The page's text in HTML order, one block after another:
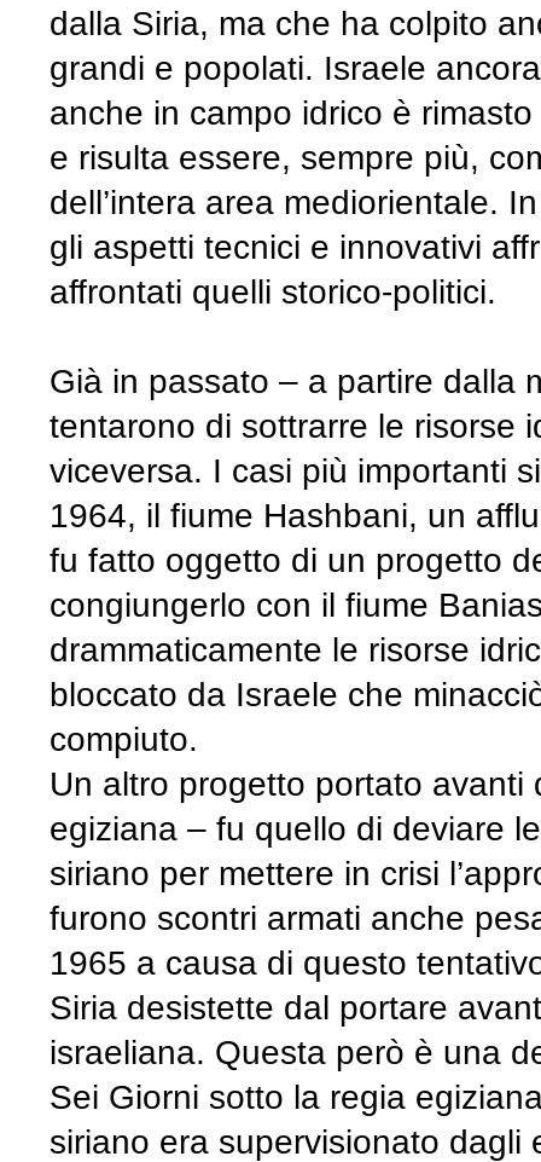
dalla Siria, ma che ha colpito
grandi e popolati. Israele
anche in campo idrico è
e risulta essere, sempre più,
dell’intera area mediorientale.
gli aspetti tecnici e innovativi
affrontati quelli storico-politici.
Già in passato – a partire dalla
tentarono di sottrarre le risorse
viceversa. I casi più importanti
1964, il fiume Hashbani, un
fu fatto oggetto di un progetto
congiungerlo con il fiume
drammaticamente le risorse
bloccato da Israele che
compiuto.
Un altro progetto portato
egiziana – fu quello di deviare
siriano per mettere in crisi
furono scontri armati anche
1965 a causa di questo
Siria desistette dal portare
israeliana. Questa però è una
Sei Giorni sotto la regia
siriano era supervisionato dagli